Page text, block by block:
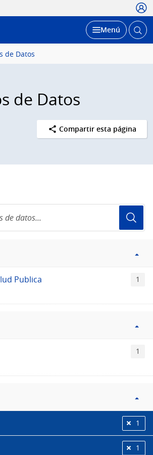
Desplegar
Menú Abrir
de Datos
de Datos
Compartir esta página
Publica 1
1
1
1